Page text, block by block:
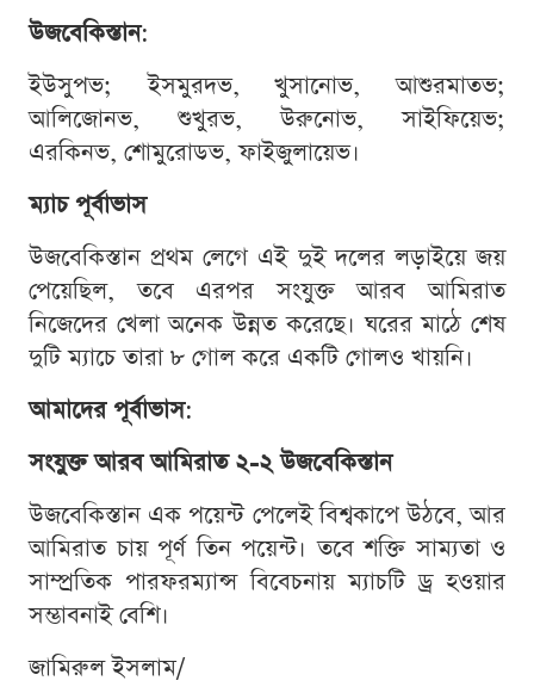
উজবেকিস্তান:
ইউসুপভ; ইসমুরদভ, খুসানোভ, আশুরমাতভ;
আলিজোনভ, শুখুরভ, উরুনোভ, সাইফিয়েভ;
এরকিনভ, শোমুরোডভ, ফাইজুলায়েভ।
ম্যাচ পূর্বাভাস
উজবেকিস্তান প্রথম লেগে এই দুই দলের লড়াইয়ে জয়
পেয়েছিল, তবে এরপর সংযুক্ত আরব আমিরাত
নিজেদের খেলা অনেক উন্নত করেছে। ঘরের মাঠে শেষ
দুটি ম্যাচে তারা ৮ গোল করে একটি গোলও খায়নি।
আমাদের পূর্বাভাস:
সংযুক্ত আরব আমিরাত ২-২ উজবেকিস্তান
উজবেকিস্তান এক পয়েন্ট পেলেই বিশ্বকাপে উঠবে, আর
আমিরাত চায় পূর্ণ তিন পয়েন্ট। তবে শক্তি সাম্যতা ও
সাম্প্রতিক পারফরম্যান্স বিবেচনায় ম্যাচটি ড্র হওয়ার
সম্ভাবনাই বেশি।
জামিরুল ইসলাম/